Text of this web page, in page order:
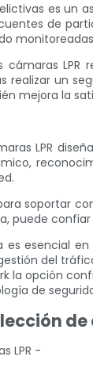
es
de
un
mejora la
LPR
soportar
puede
es esencial
del
la opción
de
de
LPR -